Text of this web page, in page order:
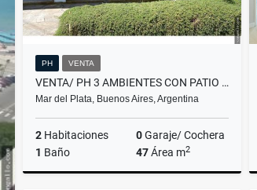
PH VENTA
VENTA/ PH 3 AMBIENTES CON PATIO / MAR DEL PLATA
Mar del Plata, Buenos Aires, Argentina
2 Habitaciones 0Garaje/ Cochera
1 Baño 47Área m2